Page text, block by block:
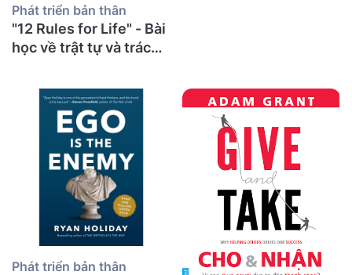
Phát triển bản thân
"12 Rules for Life" - Bài
học về trật tự và trách
già sau 30 năm giảng
đường
Phát triển bản thân